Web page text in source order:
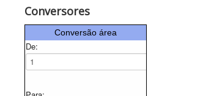
Conversores
Conversão área
De: